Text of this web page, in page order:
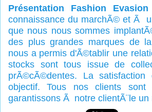
Présentation Fashion Evasion
connaissance du marchÃ© et Ã
que nous nous sommes
des plus grandes marques de
nous a permis d'Ã©tablir une
stocks sont tous issue de
prÃ©cÃ©dentes. La
objectif. Tous nos clients sont
garantissons Ã notre clientÃ¨le